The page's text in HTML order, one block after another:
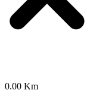
0.00 Km